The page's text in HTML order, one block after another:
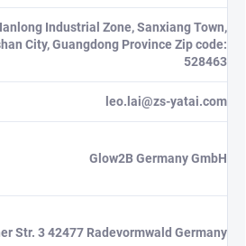
Industrial Zone, Sanxiang Town,
City, Guangdong Province Zip code:
528463
leo.lai@zs-yatai.com
Glow2B Germany GmbH
Str. 3 42477 Radevormwald Germany